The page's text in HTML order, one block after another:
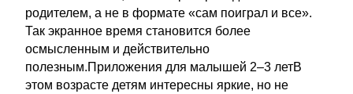
родителем, а не в формате «сам поиграл и все».
Так экранное время становится более
осмысленным и действительно
полезным.Приложения для малышей 2–3 летВ
этом возрасте детям интересны яркие, но не